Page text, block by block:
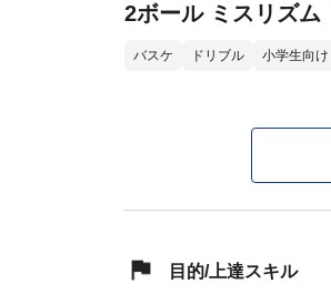
2ボール ミスリズム
バスケ ドリブル 小学生向け
目的/上達スキル